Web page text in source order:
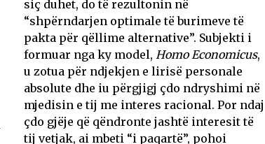
siç duhet, do të rezultonin në
“shpërndarjen optimale të burimeve të
pakta për qëllime alternative”. Subjekti i
formuar nga ky model, Homo Economicus,
u zotua për ndjekjen e lirisë personale
absolute dhe iu përgjigj çdo ndryshimi në
mjedisin e tij me interes racional. Por ndaj
çdo gjëje që qëndronte jashtë interesit të
tij vetjak, ai mbeti “i paqartë”, pohoi